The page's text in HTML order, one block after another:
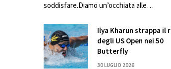
soddisfare.Diamo un’occhiata alle…
Ilya Kharun strappa il
degli US Open nei 50
Butterfly
30 LUGLIO 2026